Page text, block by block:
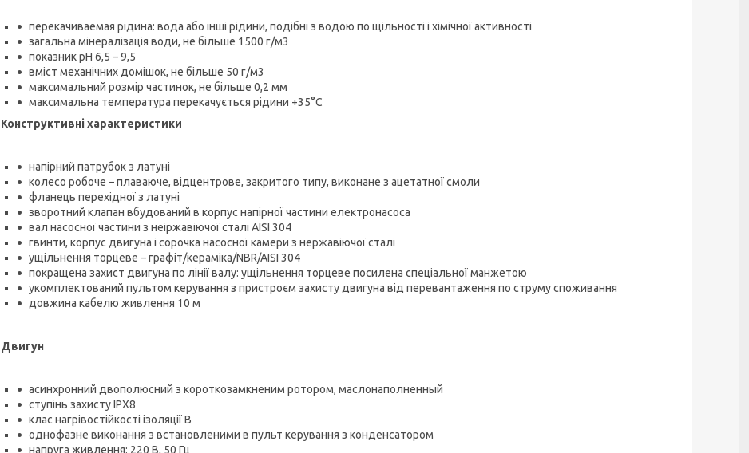
перекачиваемая рідина: вода або інші рідини, подібні з водою по щільності і хімічної активності
загальна мінералізація води, не більше 1500 г/м3
показник рН 6,5 – 9,5
вміст механічних домішок, не більше 50 г/м3
максимальний розмір частинок, не більше 0,2 мм
максимальна температура перекачується рідини +35°С
Конструктивні характеристики
напірний патрубок з латуні
колесо робоче – плаваюче, відцентрове, закритого типу, виконане з ацетатної смоли
фланець перехідної з латуні
зворотний клапан вбудований в корпус напірної частини електронасоса
вал насосної частини з неіржавіючої сталі AISI 304
гвинти, корпус двигуна і сорочка насосної камери з нержавіючої сталі
ущільнення торцеве – графіт/кераміка/NBR/AISI 304
покращена захист двигуна по лінії валу: ущільнення торцеве посилена спеціальної манжетою
укомплектований пультом керування з пристроєм захисту двигуна від перевантаження по струму споживання
довжина кабелю живлення 10 м
Двигун
асинхронний двополюсний з короткозамкненим ротором, маслонаполненный
ступінь захисту ІРХ8
клас нагрівостійкості ізоляції В
однофазне виконання з встановленими в пульт керування з конденсатором
напруга живлення: 220 В, 50 Гц